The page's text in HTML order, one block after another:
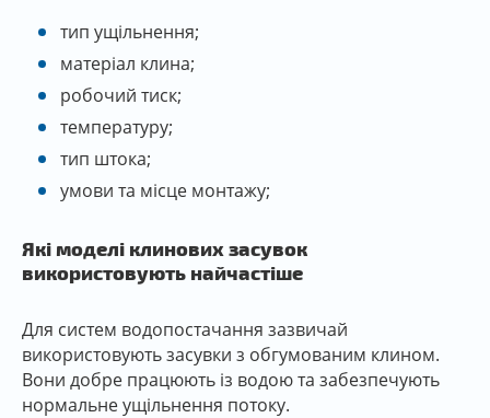
тип ущільнення;
матеріал клина;
робочий тиск;
температуру;
тип штока;
умови та місце монтажу;
Які моделі клинових засувок
використовують найчастіше
Для систем водопостачання зазвичай
використовують засувки з обгумованим клином.
Вони добре працюють із водою та забезпечують
нормальне ущільнення потоку.